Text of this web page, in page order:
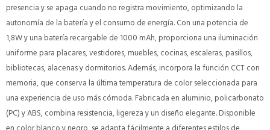
presencia y se apaga cuando no registra movimiento, optimizando la
autonomía de la batería y el consumo de energía. Con una potencia de
1,8W y una batería recargable de 1000 mAh, proporciona una iluminación
uniforme para placares, vestidores, muebles, cocinas, escaleras, pasillos,
bibliotecas, alacenas y dormitorios. Además, incorpora la función CCT con
memoria, que conserva la última temperatura de color seleccionada para
una experiencia de uso más cómoda. Fabricada en aluminio, policarbonato
(PC) y ABS, combina resistencia, ligereza y un diseño elegante. Disponible